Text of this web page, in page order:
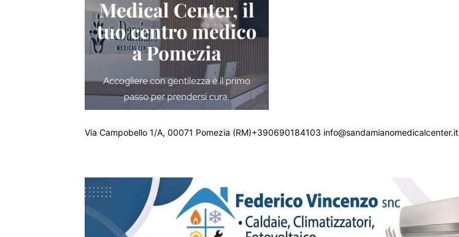
Via Campobello 1/A, 00071 Pomezia (RM)+390690184103 info@sandamianomedicalcenter.it